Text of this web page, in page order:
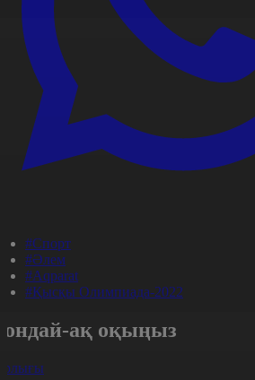
#Спорт
#Әлем
#Aqparat
#Қысқы Олимпиада-2022
ақ оқыңыз